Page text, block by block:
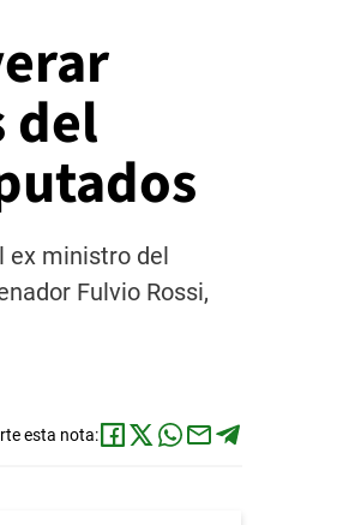
del
ex ministro del
Fulvio Rossi,
esta nota: